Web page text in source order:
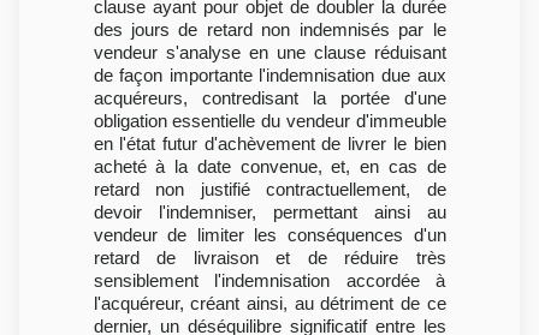
clause ayant pour objet de doubler la durée
des jours de retard non indemnisés par le
vendeur s'analyse en une clause réduisant
de façon importante l'indemnisation due aux
acquéreurs, contredisant la portée d'une
obligation essentielle du vendeur d'immeuble
en l'état futur d'achèvement de livrer le bien
acheté à la date convenue, et, en cas de
retard non justifié contractuellement, de
devoir l'indemniser, permettant ainsi au
vendeur de limiter les conséquences d'un
retard de livraison et de réduire très
sensiblement l'indemnisation accordée à
l'acquéreur, créant ainsi, au détriment de ce
dernier, un déséquilibre significatif entre les